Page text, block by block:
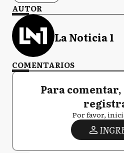
AUTOR
La Noticia 1
COMENTARIOS
Para comentar,
Por favor,